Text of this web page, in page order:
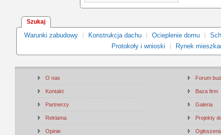
Szukaj
Warunki zabudowy Konstrukcja dachu Ocieplenie domu
Protokoły i wnioski
Rynek
O nas
Kontakt
Partnerzy
Reklama
Opinie
Forum
Baza firm
Galeria
Projekty